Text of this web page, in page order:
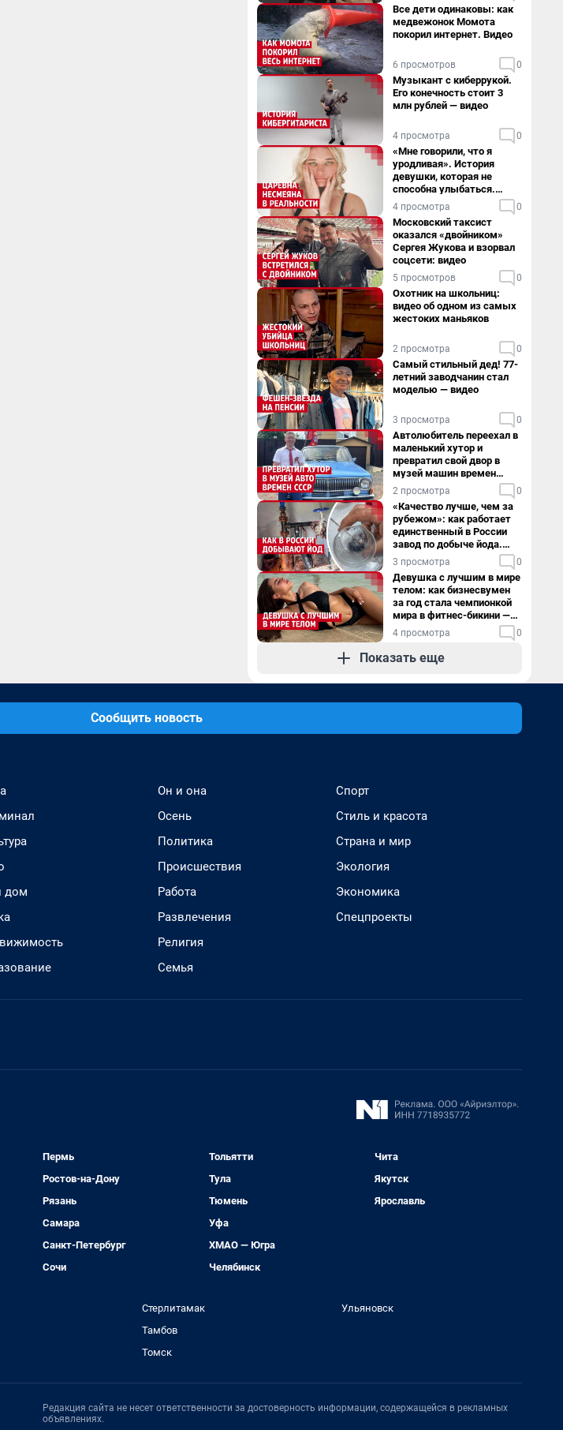
Все дети одинаковы: как
медвежонок Момота
покорил интернет. Видео
6 просмотров 0
Музыкант с киберрукой.
Его конечность стоит 3
млн рублей — видео
4 просмотра 0
«Мне говорили, что я
уродливая». История
девушки, которая не
способна улыбаться.
Видео
4 просмотра 0
Московский таксист
оказался «двойником»
Сергея Жукова и взорвал
соцсети: видео
5 просмотров 0
Охотник на школьниц:
видео об одном из самых
жестоких маньяков
2 просмотра 0
Самый стильный дед! 77-
летний заводчанин стал
моделью — видео
3 просмотра 0
Автолюбитель переехал в
маленький хутор и
превратил свой двор в
музей машин времен
СССР. Видео
2 просмотра 0
«Качество лучше, чем за
рубежом»: как работает
единственный в России
завод по добыче йода.
Видео
3 просмотра 0
Девушка с лучшим в мире
телом: как бизнесвумен
за год стала чемпионкой
мира в фитнес-бикини —
видео
4 просмотра 0
Показать еще
Сообщить новость
дом
Он и она
Осень
Политика
Происшествия
Работа
Развлечения
Религия
Семья
Спорт
Стиль и красота
Страна и мир
Экология
Экономика
Спецпроекты
Пермь
Ростов-на-Дону
Рязань
Самара
Санкт-Петербург
Сочи
Тольятти
Тула
Тюмень
Уфа
ХМАО — Югра
Челябинск
Чита
Якутск
Ярославль
Стерлитамак
Тамбов
Томск
Ульяновск
Редакция сайта не несет ответственности за достоверность информации, содержащейся в рекламных
объявлениях.